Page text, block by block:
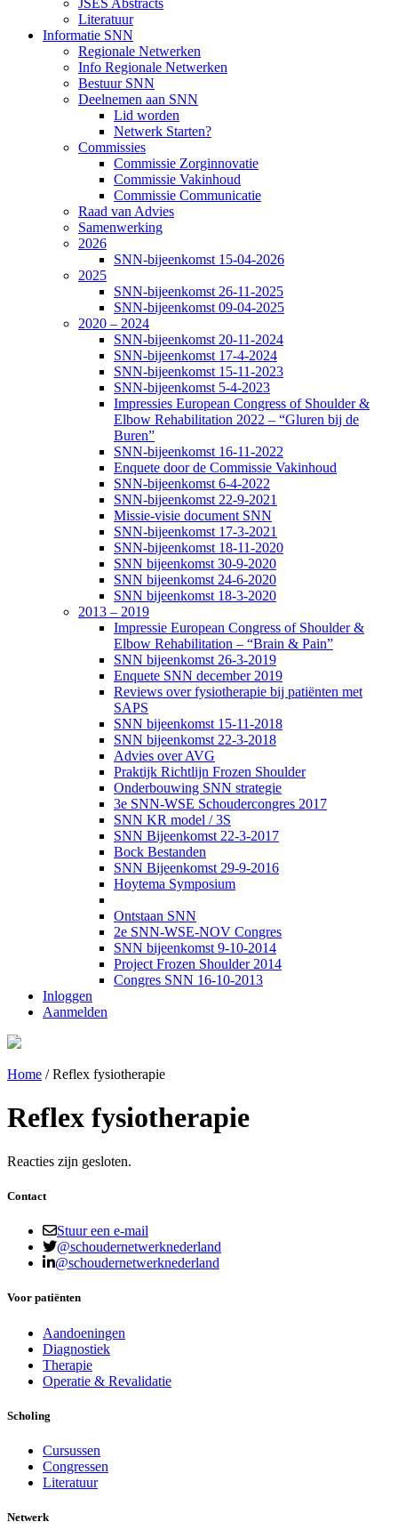
JSES Abstracts
Literatuur
Informatie SNN
Regionale Netwerken
Info Regionale Netwerken
Bestuur SNN
Deelnemen aan SNN
Lid worden
Netwerk Starten?
Commissies
Commissie Zorginnovatie
Commissie Vakinhoud
Commissie Communicatie
Raad van Advies
Samenwerking
2026
SNN-bijeenkomst 15-04-2026
2025
SNN-bijeenkomst 26-11-2025
SNN-bijeenkomst 09-04-2025
2020 – 2024
SNN-bijeenkomst 20-11-2024
SNN-bijeenkomst 17-4-2024
SNN-bijeenkomst 15-11-2023
SNN-bijeenkomst 5-4-2023
Impressies European Congress of Shoulder &
Elbow Rehabilitation 2022 – “Gluren bij de
Buren”
SNN-bijeenkomst 16-11-2022
Enquete door de Commissie Vakinhoud
SNN-bijeenkomst 6-4-2022
SNN-bijeenkomst 22-9-2021
Missie-visie document SNN
SNN-bijeenkomst 17-3-2021
SNN-bijeenkomst 18-11-2020
SNN bijeenkomst 30-9-2020
SNN bijeenkomst 24-6-2020
SNN bijeenkomst 18-3-2020
2013 – 2019
Impressie European Congress of Shoulder &
Elbow Rehabilitation – “Brain & Pain”
SNN bijeenkomst 26-3-2019
Enquete SNN december 2019
Reviews over fysiotherapie bij patiënten met
SAPS
SNN bijeenkomst 15-11-2018
SNN bijeenkomst 22-3-2018
Advies over AVG
Praktijk Richtlijn Frozen Shoulder
Onderbouwing SNN strategie
3e SNN-WSE Schoudercongres 2017
SNN KR model / 3S
SNN Bijeenkomst 22-3-2017
Bock Bestanden
SNN Bijeenkomst 29-9-2016
Hoytema Symposium
Ontstaan SNN
2e SNN-WSE-NOV Congres
SNN bijeenkomst 9-10-2014
Project Frozen Shoulder 2014
Congres SNN 16-10-2013
Inloggen
Aanmelden
Home /Reflex fysiotherapie
Reflex fysiotherapie
Reacties zijn gesloten.
Contact
Stuur een e-mail
@schoudernetwerknederland
@schoudernetwerknederland
Voor patiënten
Aandoeningen
Diagnostiek
Therapie
Operatie & Revalidatie
Scholing
Cursussen
Congressen
Literatuur
Netwerk